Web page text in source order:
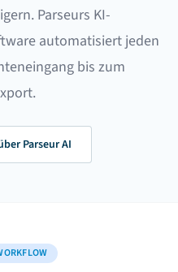
Parseurs KI-
automatisiert jeden
bis zum
Parseur AI